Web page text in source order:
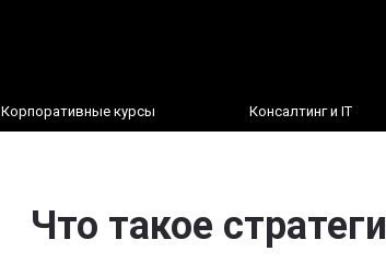
Корпоративные курсы Консалтинг и IT
Что такое